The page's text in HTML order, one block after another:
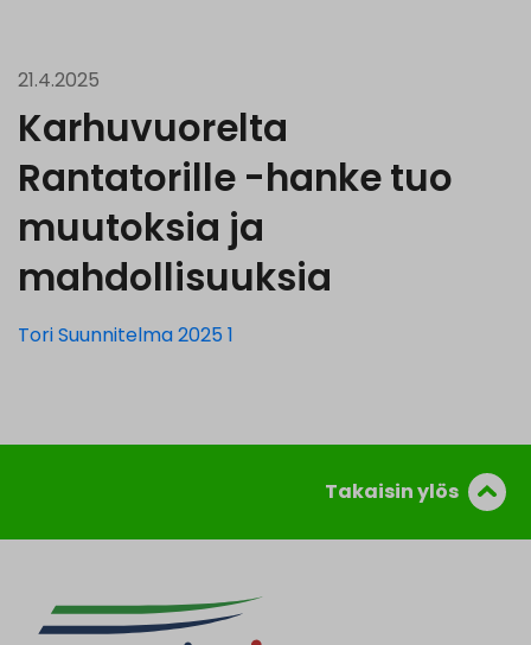
21.4.2025
Karhuvuorelta
Rantatorille -hanke tuo
muutoksia ja
mahdollisuuksia
Tori Suunnitelma 2025 1
Takaisin ylös